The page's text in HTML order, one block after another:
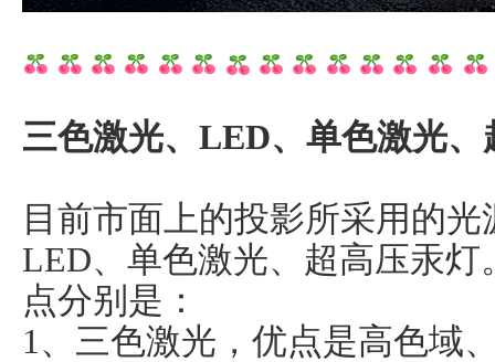
三色激光、LED、单色激光
目前市面上的投影所采用的
LED、单色激光、超高压汞
点分别是：
1、三色激光，优点是高色域